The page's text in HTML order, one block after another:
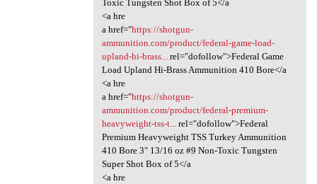
Toxic Tungsten Shot Box of 5</a
<a hre
a href="https://shotgun-
ammunition.com/product/federal-game-load-
upland-hi-brass...rel="dofollow">Federal Game
Load Upland Hi-Brass Ammunition 410 Bore</a
<a hre
a href="https://shotgun-
ammunition.com/product/federal-premium-
heavyweight-tss-t...rel="dofollow">Federal
Premium Heavyweight TSS Turkey Ammunition
410 Bore 3″ 13/16 oz #9 Non-Toxic Tungsten
Super Shot Box of 5</a
<a hre